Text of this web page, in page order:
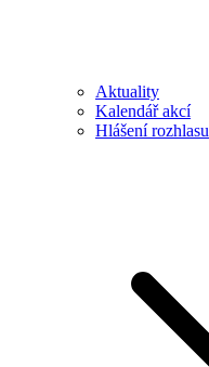
Aktuality
Kalendář akcí
Hlášení rozhlasu